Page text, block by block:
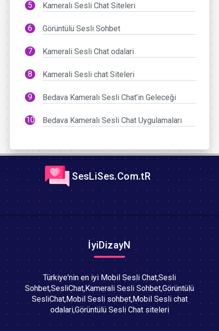
Kameralı Sesli Chat Siteleri
Görüntülü Sesli Sohbet
Kamerali Sesli Chat odalari
Kamerali Sesli chat Siteleri
Bedava Kameralı Sesli Chat’in Geleceği
Bedava Kameralı Sesli Chat Uygulamaları
SesLiSes.Com.tR
İyiDizayN
Türkiye'nin en iyi Mobil Sesli Chat,Sesli
Sohbet,SesliChat,Kamerali Sesli Sohbet,Görüntülü
SesliChat,Mobil Sesli sohbet,Mobil Sesli chat
odalari,Görüntülü Sesli Chat siteleri